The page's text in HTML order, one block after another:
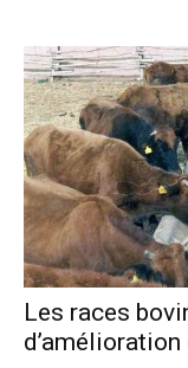
Les races